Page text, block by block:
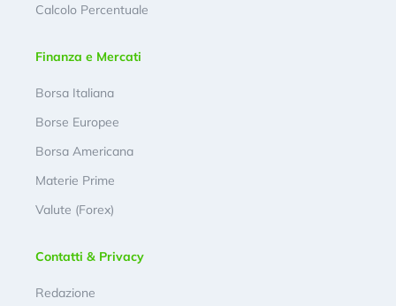
Calcolo Percentuale
Finanza e Mercati
Borsa Italiana
Borse Europee
Borsa Americana
Materie Prime
Valute (Forex)
Contatti & Privacy
Redazione